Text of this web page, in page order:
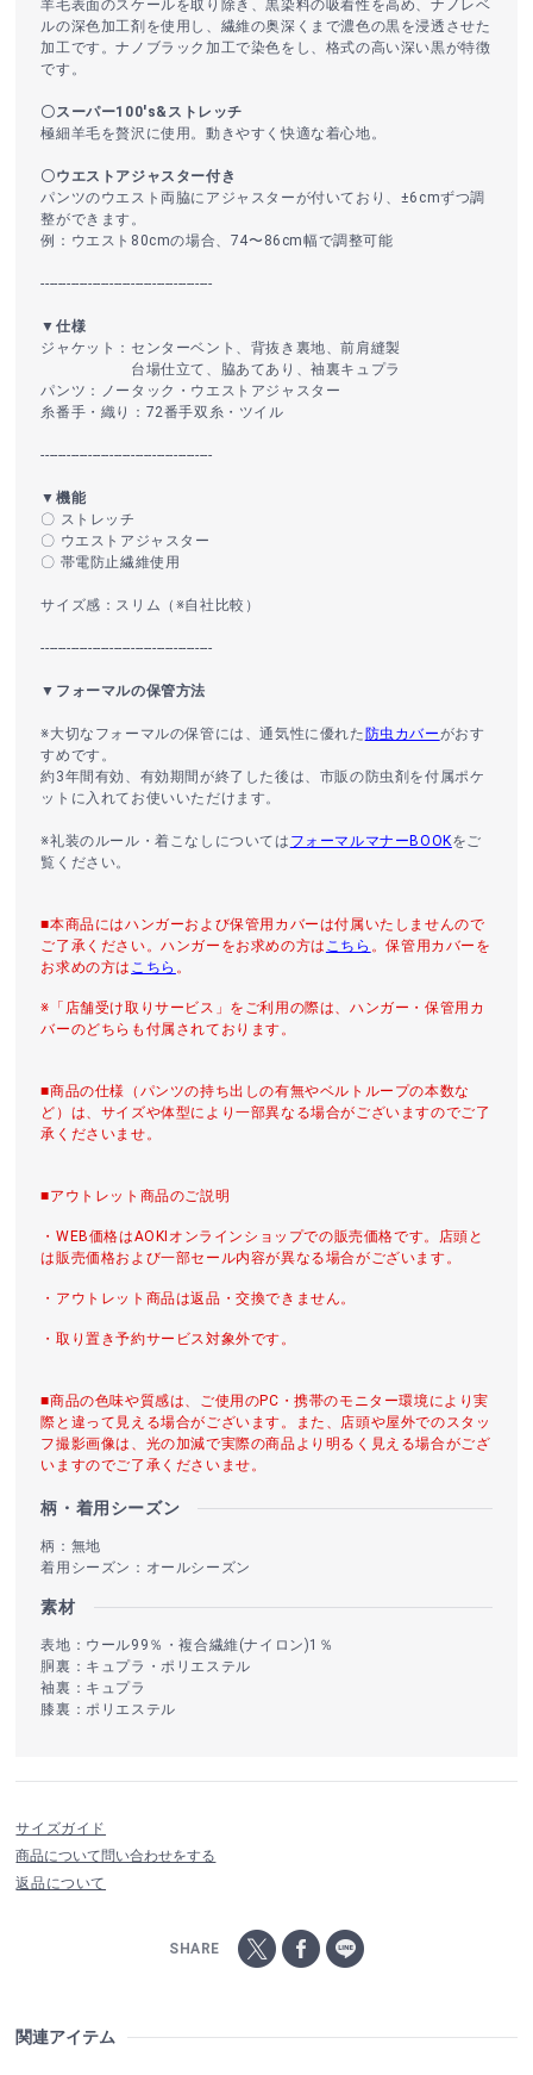
羊毛表面のスケールを取り除き、黒染料の吸着性を高め、ナノレベ
ルの深色加工剤を使用し、繊維の奥深くまで濃色の黒を浸透させた
加工です。ナノブラック加工で染色をし、格式の高い深い黒が特徴
です。
〇スーパー100's&ストレッチ
極細羊毛を贅沢に使用。動きやすく快適な着心地。
〇ウエストアジャスター付き
パンツのウエスト両脇にアジャスターが付いており、±6cmずつ調
整ができます。
例：ウエスト80cmの場合、74〜86cm幅で調整可能
----------------------------------------
▼仕様
ジャケット：センターベント、背抜き裏地、前肩縫製
台場仕立て、脇あてあり、袖裏キュプラ
パンツ：ノータック・ウエストアジャスター
糸番手・織り：72番手双糸・ツイル
----------------------------------------
▼機能
〇 ストレッチ
〇 ウエストアジャスター
〇 帯電防止繊維使用
サイズ感：スリム（※自社比較）
----------------------------------------
▼フォーマルの保管方法
※大切なフォーマルの保管には、通気性に優れた防虫カバーがおす
すめです。
約3年間有効、有効期間が終了した後は、市販の防虫剤を付属ポケ
ットに入れてお使いいただけます。
※礼装のルール・着こなしについては フォーマルマナーBOOKをご
覧ください。
■本商品にはハンガーおよび保管用カバーは付属いたしませんので
ご了承ください。ハンガーをお求めの方は こちら 。保管用カバーを
お求めの方は こちら 。
※「店舗受け取りサービス」をご利用の際は、ハンガー・保管用カ
バーのどちらも付属されております。
■商品の仕様（パンツの持ち出しの有無やベルトループの本数な
ど）は、サイズや体型により一部異なる場合がございますのでご了
承くださいませ。
■アウトレット商品のご説明
・WEB価格はAOKIオンラインショップでの販売価格です。店頭と
は販売価格および一部セール内容が異なる場合がございます。
・アウトレット商品は返品・交換できません。
・取り置き予約サービス対象外です。
■商品の色味や質感は、ご使用のPC・携帯のモニター環境により実
際と違って見える場合がございます。また、店頭や屋外でのスタッ
フ撮影画像は、光の加減で実際の商品より明るく見える場合がござ
いますのでご了承くださいませ。
柄・着用シーズン
柄：無地
着用シーズン：オールシーズン
素材
表地：ウール99％・複合繊維(ナイロン)1％
胴裏：キュプラ・ポリエステル
袖裏：キュプラ
膝裏：ポリエステル
サイズガイド
商品について問い合わせをする
返品について
SHARE
関連アイテム